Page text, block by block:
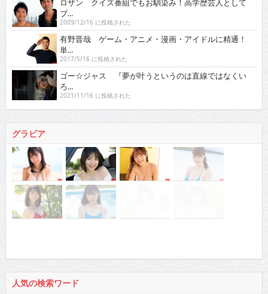
ロザン クイズ番組でもお馴染み！高学歴芸人として
ブ...
2009/12/16 に投稿された
有野晋哉 ゲーム・アニメ・漫画・アイドルに精通！
単...
2017/5/16 に投稿された
ゴー☆ジャス 『夢が叶うというのは直線ではなくい
ろ...
2021/11/16 に投稿された
グラビア
人気の検索ワード